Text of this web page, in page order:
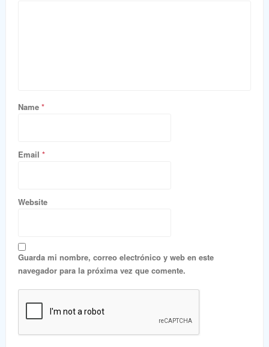
Name *
Email *
Website
Guarda mi nombre, correo electrónico y web en este
navegador para la próxima vez que comente.